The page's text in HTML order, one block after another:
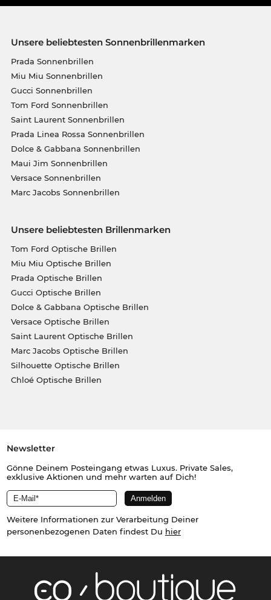
Unsere beliebtesten Sonnenbrillenmarken
Prada Sonnenbrillen
Miu Miu Sonnenbrillen
Gucci Sonnenbrillen
Tom Ford Sonnenbrillen
Saint Laurent Sonnenbrillen
Prada Linea Rossa Sonnenbrillen
Dolce & Gabbana Sonnenbrillen
Maui Jim Sonnenbrillen
Versace Sonnenbrillen
Marc Jacobs Sonnenbrillen
Unsere beliebtesten Brillenmarken
Tom Ford Optische Brillen
Miu Miu Optische Brillen
Prada Optische Brillen
Gucci Optische Brillen
Dolce & Gabbana Optische Brillen
Versace Optische Brillen
Saint Laurent Optische Brillen
Marc Jacobs Optische Brillen
Silhouette Optische Brillen
Chloé Optische Brillen
Newsletter
Gönne Deinem Posteingang etwas Luxus. Private Sales,
exklusive Aktionen und mehr warten auf Dich!
Weitere Informationen zur Verarbeitung Deiner
personenbezogenen Daten findest Du hier